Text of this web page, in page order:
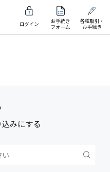
ログイン
お手続き
フォーム
各種取引・
お手続き
みにする